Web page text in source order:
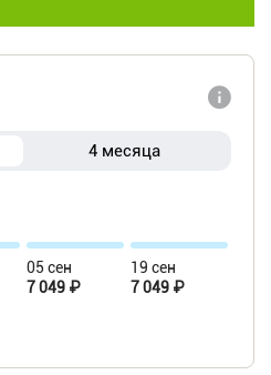
4 месяца
05 сен
7 049 ₽
19 сен
7 049 ₽